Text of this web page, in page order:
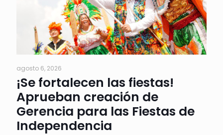
agosto 6, 2026
¡Se fortalecen las fiestas!
Aprueban creación de
Gerencia para las Fiestas de
Independencia